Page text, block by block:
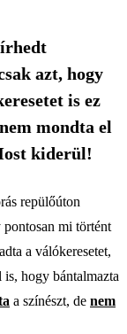
azt, hogy
is ez
mondta el
kiderül!
repülőúton
mi történt
a válókeresetet,
hogy bántalmazta
a színészt, de nem